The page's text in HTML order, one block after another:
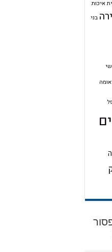
איכות
בני